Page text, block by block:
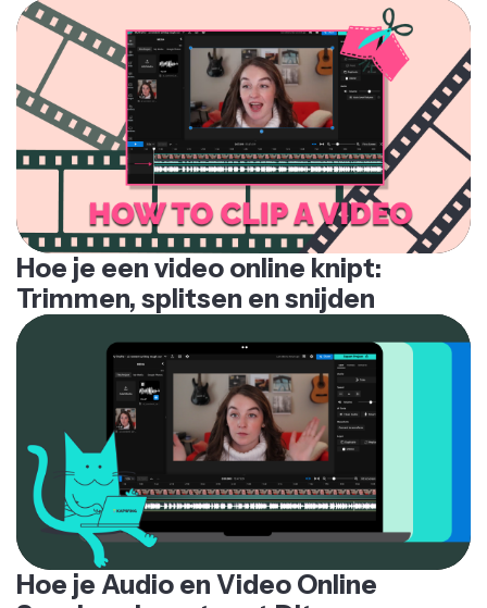
Hoe je een video online knipt:
Trimmen, splitsen en snijden
Hoe je Audio en Video Online